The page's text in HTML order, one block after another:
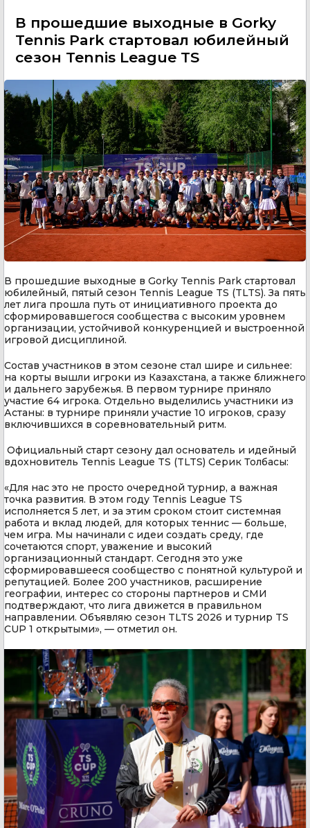
В прошедшие выходные в Gorky
Tennis Park стартовал юбилейный
сезон Tennis League TS
В прошедшие выходные в Gorky Tennis Park стартовал
юбилейный, пятый сезон Tennis League TS (TLTS). За пять
лет лига прошла путь от инициативного проекта до
сформировавшегося сообщества с высоким уровнем
организации, устойчивой конкуренцией и выстроенной
игровой дисциплиной.
Состав участников в этом сезоне стал шире и сильнее:
на корты вышли игроки из Казахстана, а также ближнего
и дальнего зарубежья. В первом турнире приняло
участие 64 игрока. Отдельно выделились участники из
Астаны: в турнире приняли участие 10 игроков, сразу
включившихся в соревновательный ритм.
Официальный старт сезону дал основатель и идейный
вдохновитель Tennis League TS (TLTS) Серик Толбасы:
«Для нас это не просто очередной турнир, а важная
точка развития. В этом году Tennis League TS
исполняется 5 лет, и за этим сроком стоит системная
работа и вклад людей, для которых теннис — больше,
чем игра. Мы начинали с идеи создать среду, где
сочетаются спорт, уважение и высокий
организационный стандарт. Сегодня это уже
сформировавшееся сообщество с понятной культурой и
репутацией. Более 200 участников, расширение
географии, интерес со стороны партнеров и СМИ
подтверждают, что лига движется в правильном
направлении. Объявляю сезон TLTS 2026 и турнир TS
CUP 1 открытыми», — отметил он.